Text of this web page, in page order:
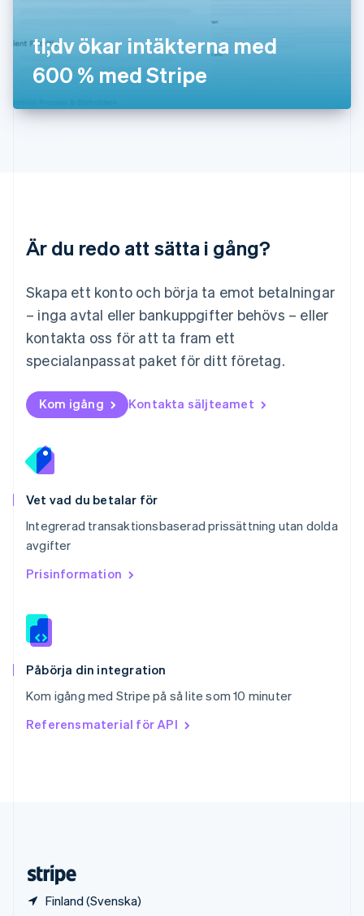
tl;dv ökar intäkterna med
600 % med Stripe
Är du redo att sätta i gång?
Skapa ett konto och börja ta emot betalningar
– inga avtal eller bankuppgifter behövs – eller
kontakta oss för att ta fram ett
specialanpassat paket för ditt företag.
Kom igång Kontakta säljteamet
Vet vad du betalar för
Integrerad transaktionsbaserad prissättning utan dolda
avgifter
Prisinformation
Påbörja din integration
Kom igång med Stripe på så lite som 10 minuter
Referensmaterial för API
Finland (Svenska)
Liechtenstein
DeutschEnglish
Litauen
Luxemburg
Nederländerna
Norge
English
Nya Zeeland
English
English
Português English
Rumänien
Schweiz
Deutsch
English简体中文
English
Slovenien
English Italiano
Storbritannien
Sverige
SvenskaEnglish
ไทยEnglish
English